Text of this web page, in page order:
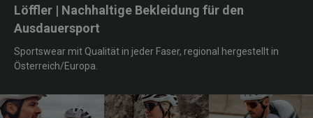
Löffler | Nachhaltige Bekleidung für den
Ausdauersport
Sportswear mit Qualität in jeder Faser, regional hergestellt in
Österreich/Europa.